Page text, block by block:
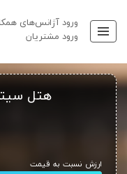
ورود آژانس‌های
ورود مشتریان
هتل
ارزش نسبت به قیمت